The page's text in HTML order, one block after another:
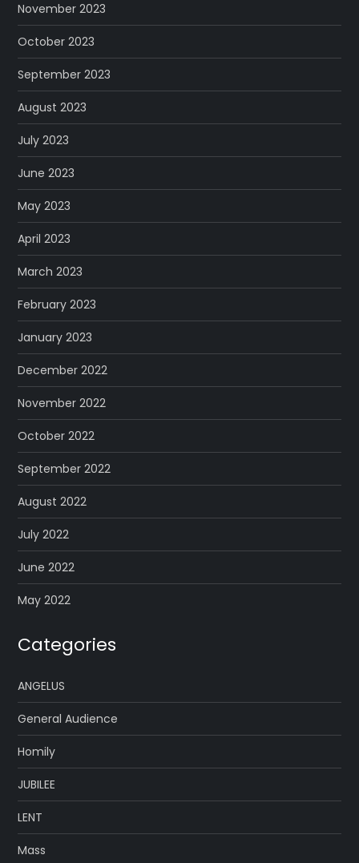
November 2023
October 2023
September 2023
August 2023
July 2023
June 2023
May 2023
April 2023
March 2023
February 2023
January 2023
December 2022
November 2022
October 2022
September 2022
August 2022
July 2022
June 2022
May 2022
Categories
ANGELUS
General Audience
Homily
JUBILEE
LENT
Mass